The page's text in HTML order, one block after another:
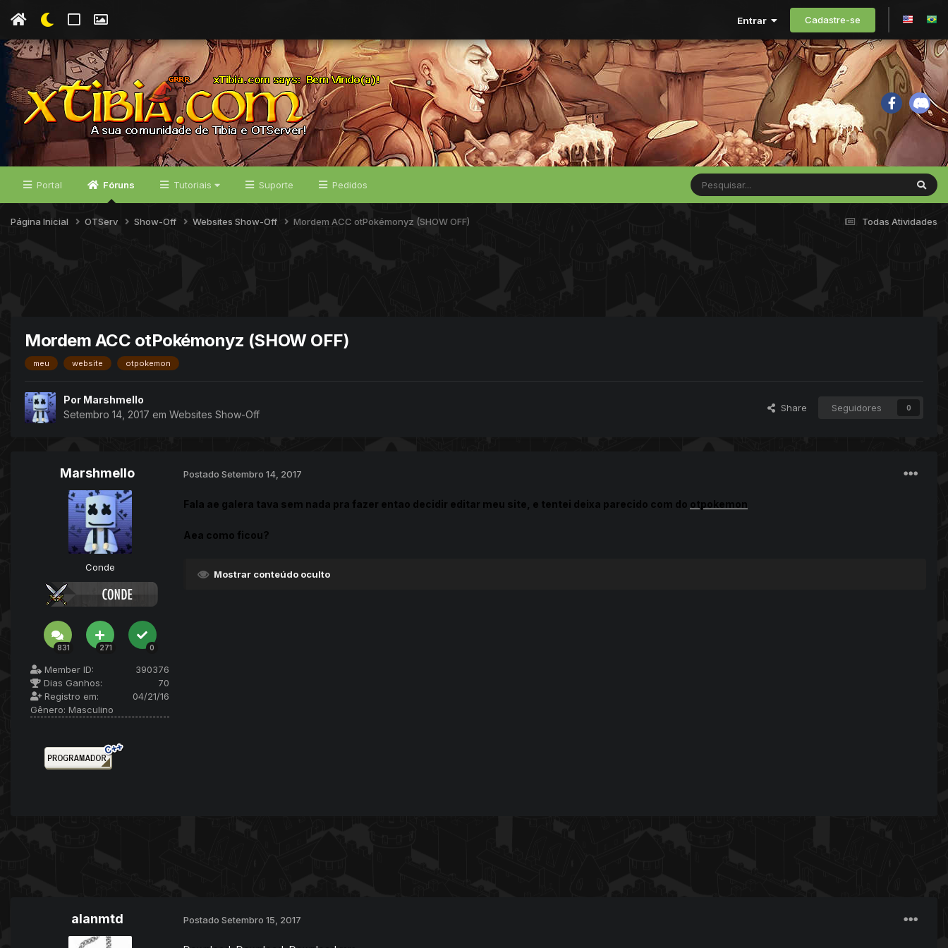
Entrar Cadastre-se
Portal Fóruns Tutoriais Suporte Pedidos
Todas Atividades
Página Inicial OTServ Show-Off Websites Show-Off Mordem ACC otPokémonyz (SHOW OFF)
Mordem ACC otPokémonyz (SHOW OFF)
meu website otpokemon
Por Marshmello
Setembro 14, 2017 em Websites Show-Off
Share Seguidores 0
Marshmello
Conde
831 271 0
Member ID:
390376
Dias Ganhos:
70
Registro em:
04/21/16
Gênero: Masculino
Postado Setembro 14, 2017
Fala ae galera tava sem nada pra fazer entao decidir editar meu site, e tentei deixa parecido com do otpokemon
Aea como ficou?
Mostrar conteúdo oculto
alanmtd Postado Setembro 15, 2017